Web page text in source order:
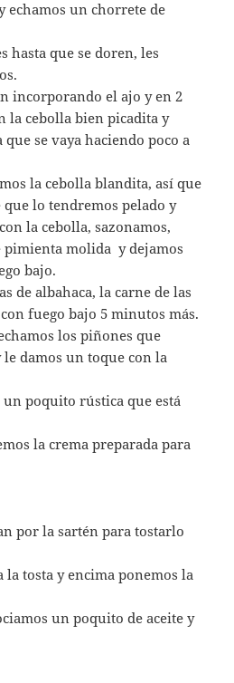
echamos un chorrete de
hasta que se doren, les
incorporando el ajo y en 2
la cebolla bien picadita y
se vaya haciendo poco a
la cebolla blandita, así que
lo tendremos pelado y
la cebolla, sazonamos,
pimienta molida y dejamos
bajo.
de albahaca, la carne de las
fuego bajo 5 minutos más.
los piñones que
damos un toque con la
un poquito rústica que está
la crema preparada para
por la sartén para tostarlo
la tosta y encima ponemos la
un poquito de aceite y